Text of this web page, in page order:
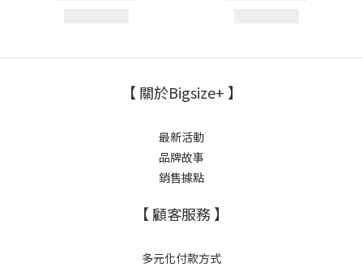
【 關於Bigsize+ 】
最新活動
品牌故事
銷售據點
【 顧客服務 】
多元化付款方式